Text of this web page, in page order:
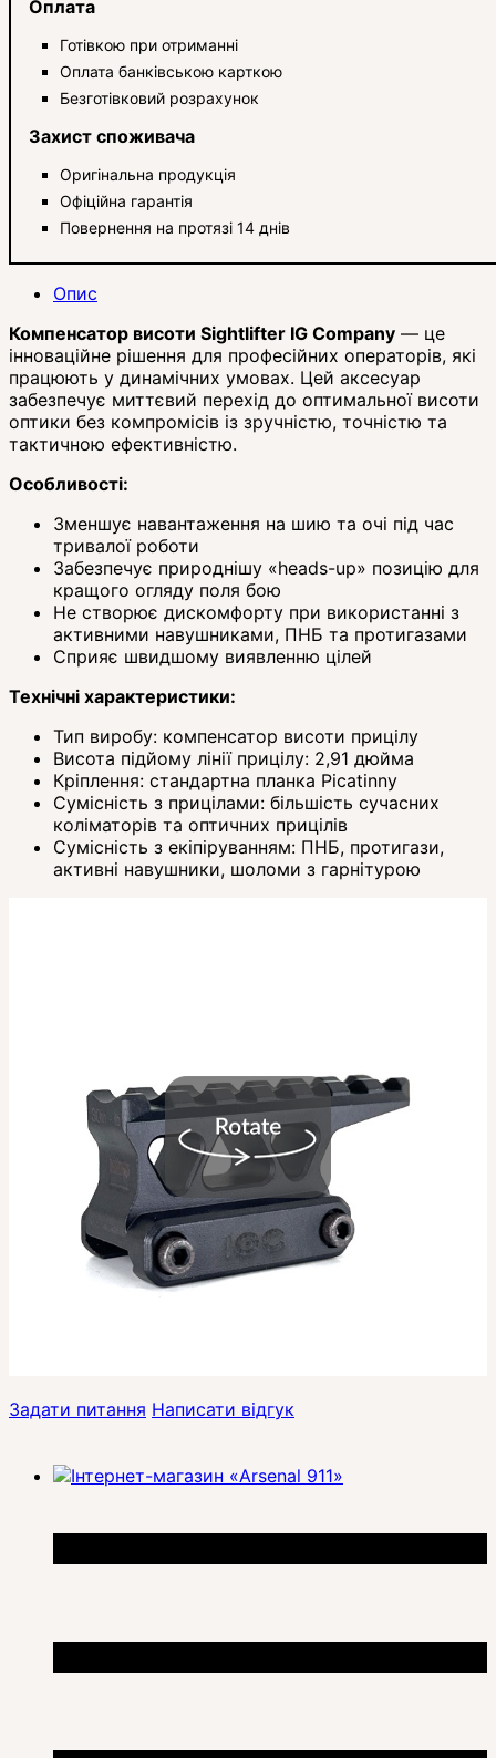
Оплата
Готівкою при отриманні
Оплата банківською карткою
Безготівковий розрахунок
Захист споживача
Оригінальна продукція
Офіційна гарантія
Повернення на протязі 14 днів
Опис
Компенсатор висоти Sightlifter IG Company — це
інноваційне рішення для професійних операторів, які
працюють у динамічних умовах. Цей аксесуар
забезпечує миттєвий перехід до оптимальної висоти
оптики без компромісів із зручністю, точністю та
тактичною ефективністю.
Особливості:
Зменшує навантаження на шию та очі під час
тривалої роботи
Забезпечує природнішу «heads-up» позицію для
кращого огляду поля бою
Не створює дискомфорту при використанні з
активними навушниками, ПНБ та протигазами
Сприяє швидшому виявленню цілей
Технічні характеристики:
Тип виробу: компенсатор висоти прицілу
Висота підйому лінії прицілу: 2,91 дюйма
Кріплення: стандартна планка Picatinny
Сумісність з прицілами: більшість сучасних
коліматорів та оптичних прицілів
Сумісність з екіпіруванням: ПНБ, протигази,
активні навушники, шоломи з гарнітурою
Задати питання Написати відгук